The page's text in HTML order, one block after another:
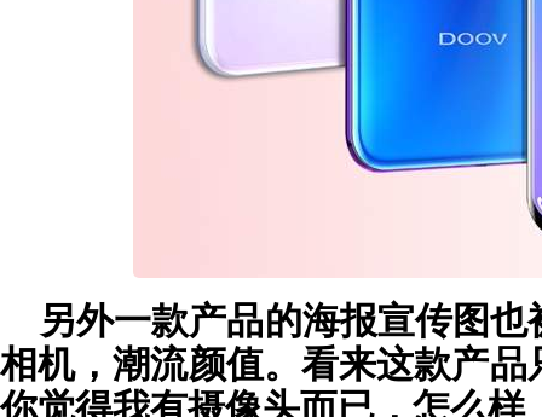
另外一款产品的海报宣传图
相机，潮流颜值。看来这款产
你觉得我有摄像头而已，怎么样